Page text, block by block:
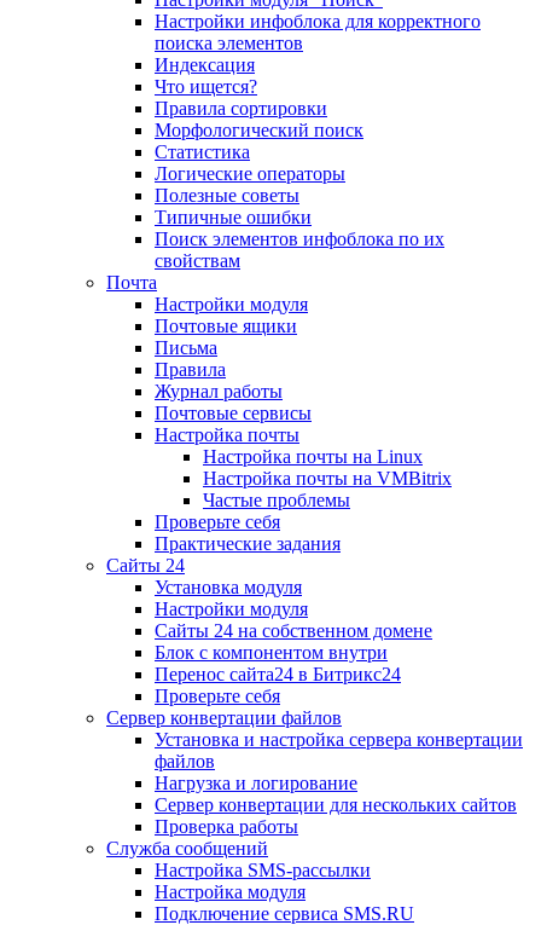
Настройки инфоблока для корректного
поиска элементов
Индексация
Что ищется?
Правила сортировки
Морфологический поиск
Статистика
Логические операторы
Полезные советы
Типичные ошибки
Поиск элементов инфоблока по их
свойствам
Почта
Настройки модуля
Почтовые ящики
Письма
Правила
Журнал работы
Почтовые сервисы
Настройка почты
Настройка почты на Linux
Настройка почты на VMBitrix
Частые проблемы
Проверьте себя
Практические задания
Сайты 24
Установка модуля
Настройки модуля
Сайты 24 на собственном домене
Блок с компонентом внутри
Перенос сайта24 в Битрикс24
Проверьте себя
Сервер конвертации файлов
Установка и настройка сервера конвертации
файлов
Нагрузка и логирование
Сервер конвертации для нескольких сайтов
Проверка работы
Служба сообщений
Настройка SMS-рассылки
Настройка модуля
Подключение сервиса SMS.RU